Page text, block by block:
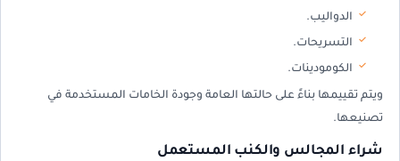
الدواليب.
التسريحات.
الكومودينات.
ويتم تقييمها بناءً على حالتها العامة وجودة الخامات المستخدمة في
تصنيعها.
شراء المجالس والكنب المستعمل